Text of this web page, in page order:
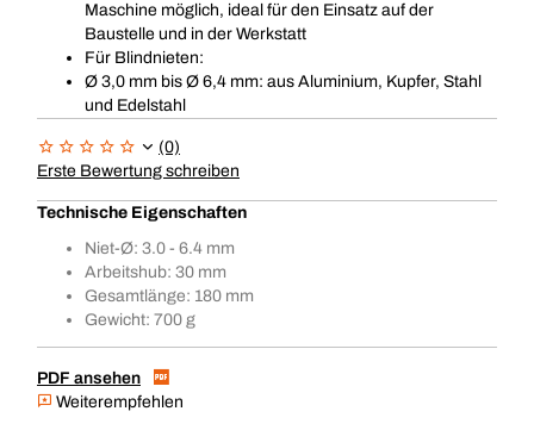
Maschine möglich, ideal für den Einsatz auf der
Baustelle und in der Werkstatt
Für Blindnieten:
Ø 3,0 mm bis Ø 6,4 mm: aus Aluminium, Kupfer, Stahl
und Edelstahl
(0)
Erste Bewertung schreiben
Technische Eigenschaften
Niet-Ø: 3.0 - 6.4 mm
Arbeitshub: 30 mm
Gesamtlänge: 180 mm
Gewicht: 700 g
PDF ansehen
Weiterempfehlen